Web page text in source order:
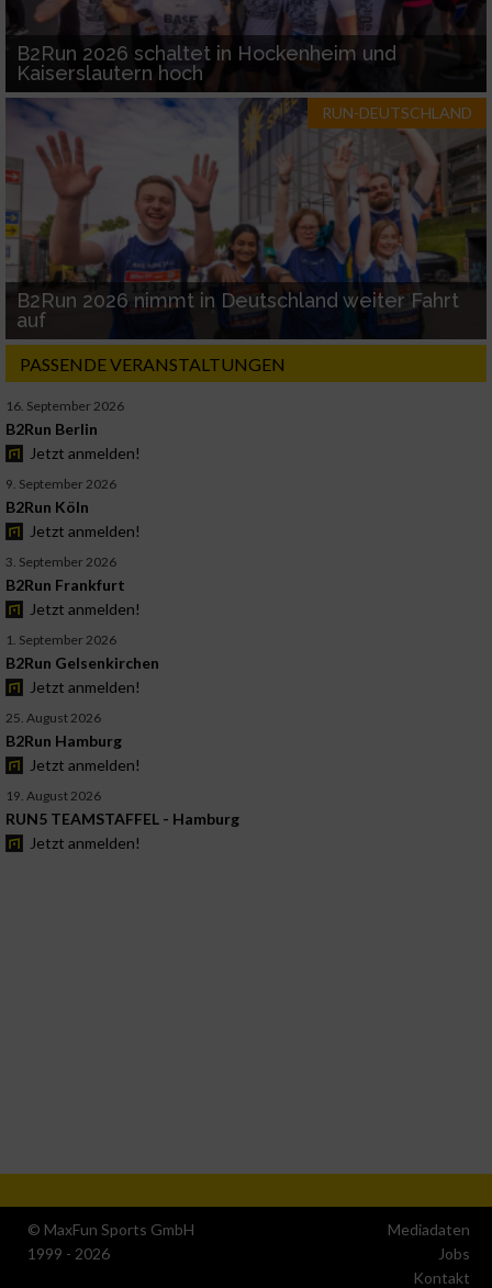
B2Run 2026 schaltet in Hockenheim und
Kaiserslautern hoch
RUN-DEUTSCHLAND
B2Run 2026 nimmt in Deutschland weiter Fahrt
auf
PASSENDE VERANSTALTUNGEN
16. September 2026
B2Run Berlin
Jetzt anmelden!
9. September 2026
B2Run Köln
Jetzt anmelden!
3. September 2026
B2Run Frankfurt
Jetzt anmelden!
1. September 2026
B2Run Gelsenkirchen
Jetzt anmelden!
25. August 2026
B2Run Hamburg
Jetzt anmelden!
19. August 2026
RUN5 TEAMSTAFFEL - Hamburg
Jetzt anmelden!
© MaxFun Sports GmbH
1999 - 2026
Mediadaten
Jobs
Kontakt